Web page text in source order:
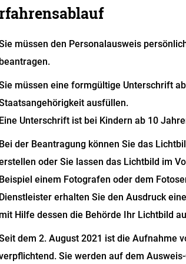
müssen den Personalausweis
müssen eine formgültige Unterschrift
ausfüllen.
Unterschrift ist bei Kindern ab 10
der Beantragung können Sie das
oder Sie lassen das Lichtbild im
einem Fotografen oder dem
erhalten Sie den Ausdruck
Hilfe dessen die Behörde Ihr Lichtbild
dem 2. August 2021 ist die Aufnahme
Sie werden auf dem